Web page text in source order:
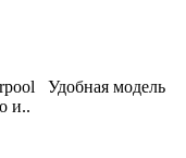
Удобная модель
и..